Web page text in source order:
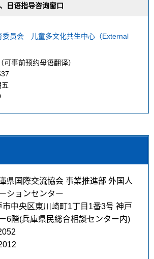
日语指导咨询窗口
委员会 儿童多文化共生中心（External
事前预约母语翻译）
県国際交流協会 事業推進部 外国人
ションセンター
市中央区東川崎町1丁目1番3号 神戸
6階(兵庫県民総合相談センター内)